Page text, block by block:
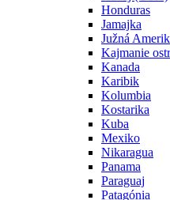
Honduras
Jamajka
Južná
Kajmanie
Kanada
Karibik
Kolumbia
Kostarika
Kuba
Mexiko
Nikaragua
Panama
Paraguaj
Patagónia